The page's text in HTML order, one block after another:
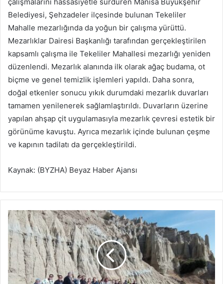
çalışmalarını hassasiyetle sürdüren Manisa Büyükşehir
Belediyesi, Şehzadeler ilçesinde bulunan Tekeliler
Mahalle mezarlığında da yoğun bir çalışma yürüttü.
Mezarlıklar Dairesi Başkanlığı tarafından gerçekleştirilen
kapsamlı çalışma ile Tekeliler Mahallesi mezarlığı yeniden
düzenlendi. Mezarlık alanında ilk olarak ağaç budama, ot
biçme ve genel temizlik işlemleri yapıldı. Daha sonra,
doğal etkenler sonucu yıkık durumdaki mezarlık duvarları
tamamen yenilenerek sağlamlaştırıldı. Duvarların üzerine
yapılan ahşap çit uygulamasıyla mezarlık çevresi estetik bir
görünüme kavuştu. Ayrıca mezarlık içinde bulunan çeşme
ve kapının tadilatı da gerçekleştirildi.
Kaynak: (BYZHA) Beyaz Haber Ajansı
B
ü
y
ü
k
ş
e